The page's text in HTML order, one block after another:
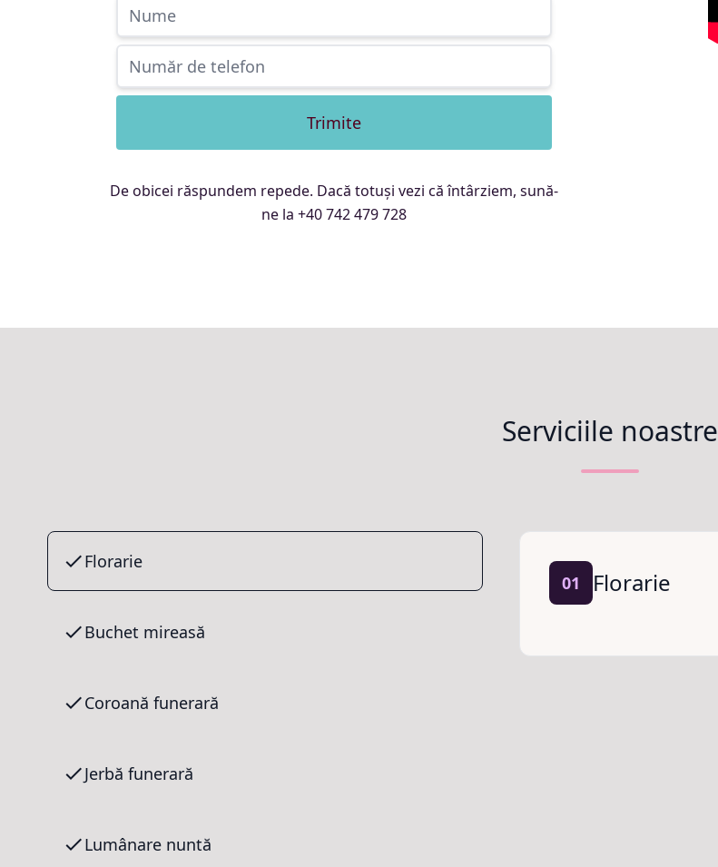
Trimite
De obicei răspundem repede. Dacă totuși vezi că întârziem, sună-
ne la +40 742 479 728
Serviciile noastre
Florarie
Buchet mireasă
Coroană funerară
Jerbă funerară
Lumânare nuntă
01 Florarie